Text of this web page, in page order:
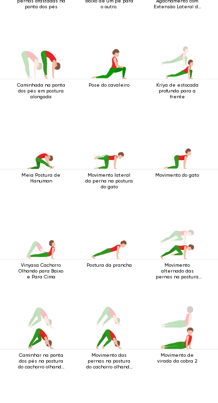
ponta dos pés
o outro.
Extensão Lateral da
Caminhada na ponta
dos pés em postura
alongada
Pose do cavaleiro
Kriya de estocada
profunda para a
frente
Meia Postura de
Hanuman
Movimento lateral
da perna na postura
do gato
Movimento do gato
Vinyasa Cachorro
Olhando para Baixo
e Para Cima
Postura da prancha
Movimento
alternado das
pernas na postura
Caminhar na ponta
dos pés na postura
do cachorro olhando
Movimento das
pernas na postura
do cachorro olhando
Movimento de
virada da cobra 2